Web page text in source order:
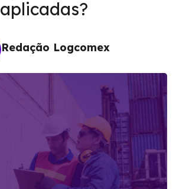
aplicadas?
Redação Logcomex